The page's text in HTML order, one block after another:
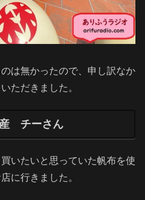
は無かったので、申し訳なか
ただきました。
産 チーさん
いたいと思っていた帆布を使
に行きました。